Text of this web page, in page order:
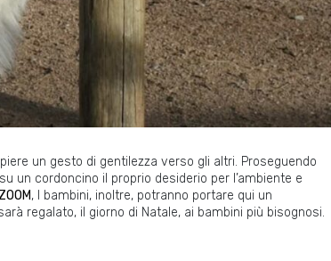
un gesto di gentilezza verso gli altri. Proseguendo
un cordoncino il proprio desiderio per l’ambiente e
, I bambini, inoltre, potranno portare qui un
regalato, il giorno di Natale, ai bambini più bisognosi.